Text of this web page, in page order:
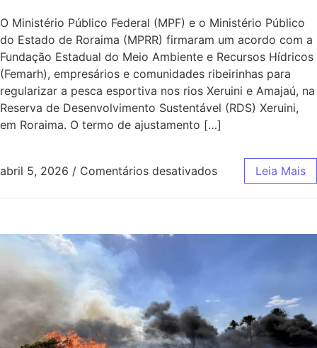
O Ministério Público Federal (MPF) e o Ministério Público
do Estado de Roraima (MPRR) firmaram um acordo com a
Fundação Estadual do Meio Ambiente e Recursos Hídricos
(Femarh), empresários e comunidades ribeirinhas para
regularizar a pesca esportiva nos rios Xeruini e Amajaú, na
Reserva de Desenvolvimento Sustentável (RDS) Xeruini,
em Roraima. O termo de ajustamento […]
abril 5, 2026 / Comentários desativados Leia Mais